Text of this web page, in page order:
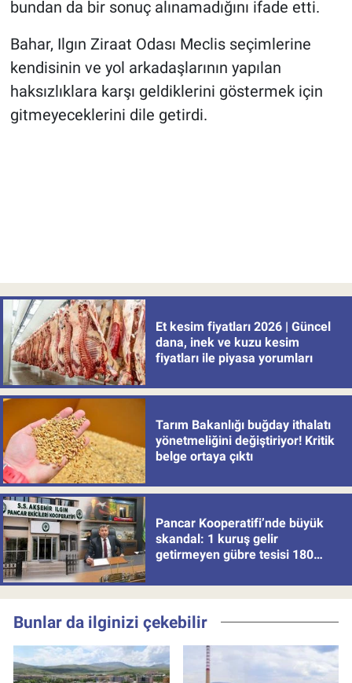
bundan da bir sonuç alınamadığını ifade etti.
Bahar, Ilgın Ziraat Odası Meclis seçimlerine
kendisinin ve yol arkadaşlarının yapılan
haksızlıklara karşı geldiklerini göstermek için
gitmeyeceklerini dile getirdi.
Et kesim fiyatları 2026 | Güncel
dana, inek ve kuzu kesim
fiyatları ile piyasa yorumları
Tarım Bakanlığı buğday ithalatı
yönetmeliğini değiştiriyor! Kritik
belge ortaya çıktı
Pancar Kooperatifi’nde büyük
skandal: 1 kuruş gelir
getirmeyen gübre tesisi 180
Bunlar da ilginizi çekebilir